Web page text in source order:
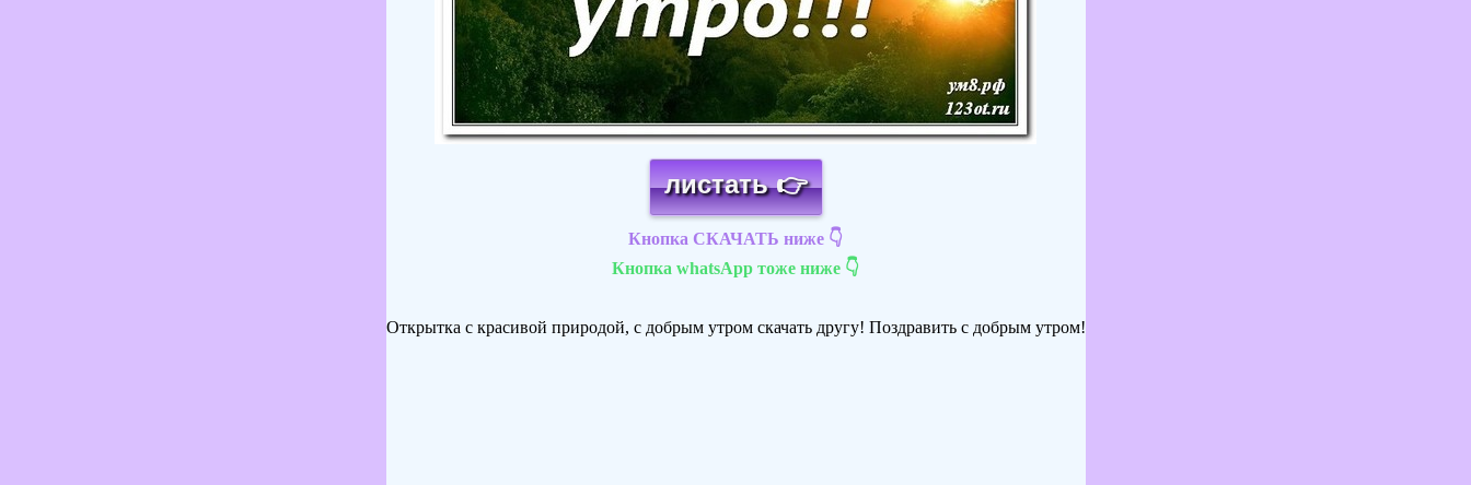
листать 👉
Кнопка СКАЧАТЬ ниже 👇
Кнопка whatsApp тоже ниже 👇
Открытка с красивой природой, с добрым утром скачать другу! Поздравить с добрым утром!